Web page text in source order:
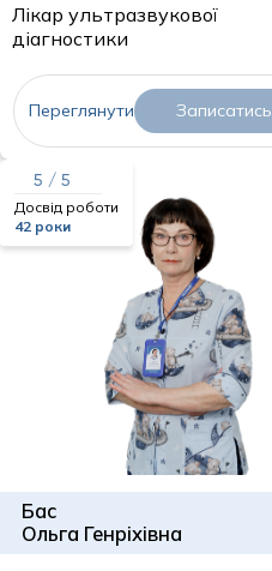
Переглянути Записатись
Лікар ультразвукової
діагностики
5 / 5
Досвід роботи
42 роки
Бас
Ольга Генріхівна